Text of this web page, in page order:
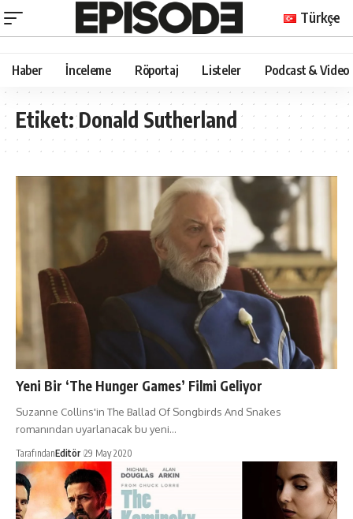
Türkçe
Haber İnceleme Röportaj Listeler Podcast & Video
Etiket:Donald Sutherland
Yeni Bir ‘The Hunger Games’ Filmi Geliyor
Suzanne Collins'in The Ballad Of Songbirds And Snakes
romanından uyarlanacak bu yeni…
TarafındanEditör 29 May 2020